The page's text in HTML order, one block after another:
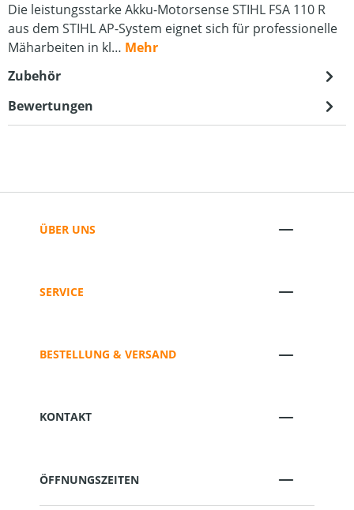
Die leistungsstarke Akku-Motorsense STIHL FSA 110 R
aus dem STIHL AP-System eignet sich für professionelle
Mäharbeiten in kl… Mehr
Zubehör
Bewertungen
ÜBER UNS
SERVICE
BESTELLUNG & VERSAND
KONTAKT
ÖFFNUNGSZEITEN